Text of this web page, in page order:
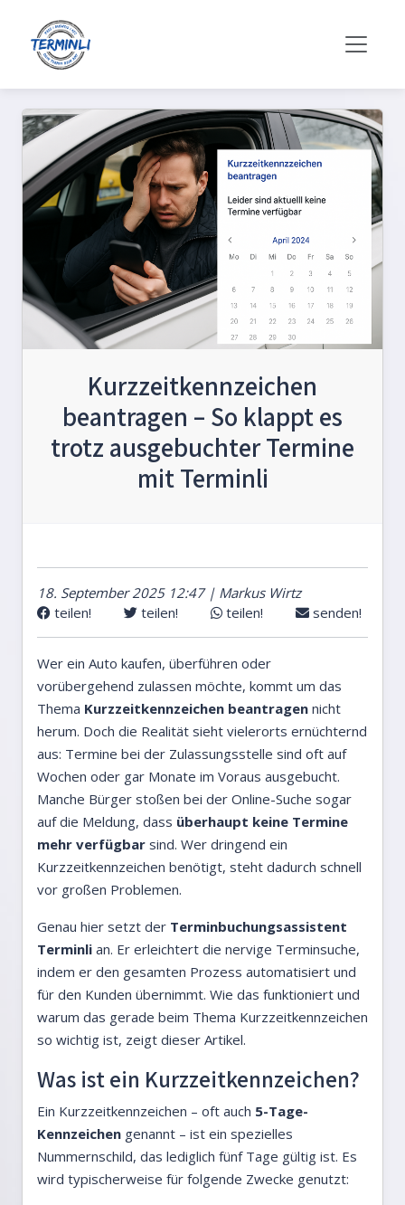
Kurzzeitkennzeichen
beantragen – So klappt es
trotz ausgebuchter Termine
mit Terminli
18. September 2025 12:47 | Markus Wirtz
teilen!
teilen! teilen! senden!
Wer ein Auto kaufen, überführen oder
vorübergehend zulassen möchte, kommt um das
Thema Kurzzeitkennzeichen beantragen nicht
herum. Doch die Realität sieht vielerorts ernüchternd
aus: Termine bei der Zulassungsstelle sind oft auf
Wochen oder gar Monate im Voraus ausgebucht.
Manche Bürger stoßen bei der Online-Suche sogar
auf die Meldung, dass überhaupt keine Termine
mehr verfügbar sind. Wer dringend ein
Kurzzeitkennzeichen benötigt, steht dadurch schnell
vor großen Problemen.
Genau hier setzt der Terminbuchungsassistent
Terminli an. Er erleichtert die nervige Terminsuche,
indem er den gesamten Prozess automatisiert und
für den Kunden übernimmt. Wie das funktioniert und
warum das gerade beim Thema Kurzzeitkennzeichen
so wichtig ist, zeigt dieser Artikel.
Was ist ein Kurzzeitkennzeichen?
Ein Kurzzeitkennzeichen – oft auch 5-Tage-
Kennzeichen genannt – ist ein spezielles
Nummernschild, das lediglich fünf Tage gültig ist. Es
wird typischerweise für folgende Zwecke genutzt: